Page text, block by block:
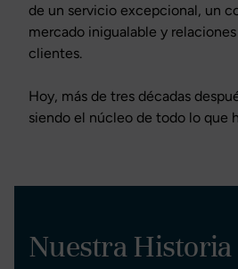
de un servicio excepcional, un
mercado inigualable y
clientes.
Hoy, más de tres décadas
siendo el núcleo de todo lo que
Nuestra Historia